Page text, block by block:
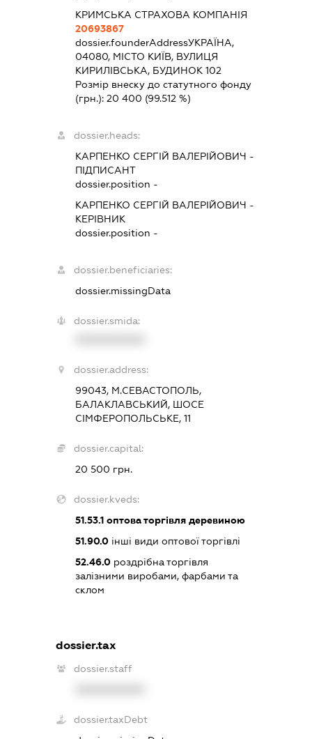
КРИМСЬКА СТРАХОВА КОМПАНІЯ
20693867
dossier.founderAddressУКРАЇНА,
04080, МІСТО КИЇВ, ВУЛИЦЯ
КИРИЛІВСЬКА, БУДИНОК 102
Розмір внеску до статутного фонду
(грн.): 20 400 (99.512 %)
dossier.heads:
КАРПЕНКО СЕРГІЙ ВАЛЕРІЙОВИЧ -
ПІДПИСАНТ
dossier.position -
КАРПЕНКО СЕРГІЙ ВАЛЕРІЙОВИЧ -
КЕРІВНИК
dossier.position -
dossier.beneficiaries:
dossier.missingData
dossier.smida:
dossier.address:
99043, М.СЕВАСТОПОЛЬ,
БАЛАКЛАВСЬКИЙ, ШОСЕ
СІМФЕРОПОЛЬСЬКЕ, 11
dossier.capital:
20 500 грн.
dossier.kveds:
51.53.1оптова торгівля деревиною
51.90.0інші види оптової торгівлі
52.46.0роздрібна торгівля
залізними виробами, фарбами та
склом
dossier.tax
dossier.staff
dossier.taxDebt